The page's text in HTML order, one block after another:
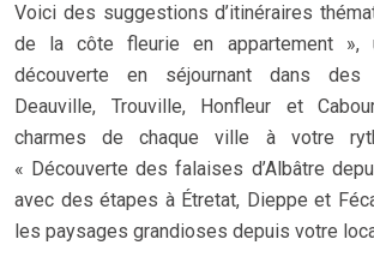
Voici des suggestions d’itinéraires
de la côte fleurie en appartement »,
découverte en séjournant dans des
Deauville, Trouville, Honfleur et
charmes de chaque ville à votre
« Découverte des falaises d’Albâtre
avec des étapes à Étretat, Dieppe et
les paysages grandioses depuis votre